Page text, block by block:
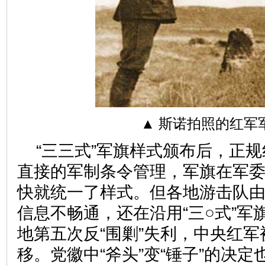
▲ 斯诺拍照的红军
“三三式”军旗样式颁布后，正
直接的军制条令管理，军旗在军
快就统一了样式。但各地游击队
信息不畅通，还在沿用“三○式”军
地第五次反“围剿”失利，中央红
移。党徽中“斧头”变“锤子”的决